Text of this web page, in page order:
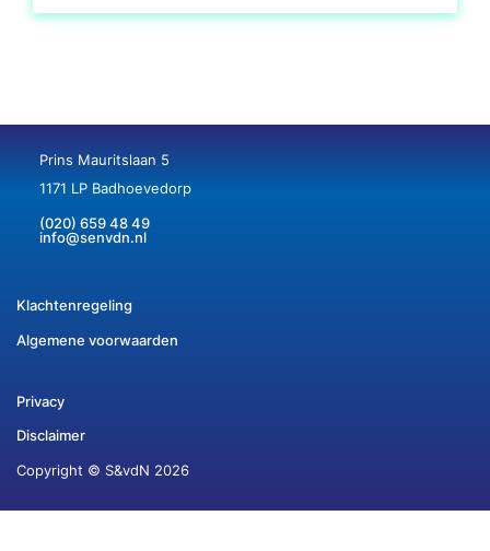
Prins Mauritslaan 5
1171 LP Badhoevedorp
(020) 659 48 49
info@senvdn.nl
Klachtenregeling
Algemene voorwaarden
Privacy
Disclaimer
Copyright © S&vdN 2026